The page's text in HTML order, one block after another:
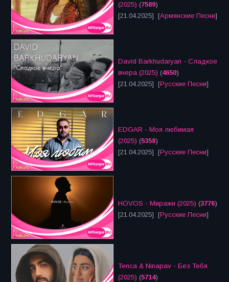
(2025) (7589)
[21.04.2025] [Армянские Песни]
David Barkhudaryan - Сладкое
вчера (2025) (4650)
[21.04.2025] [Русские Песни]
EDGAR - Моя любимая
(2025) (5358)
[21.04.2025] [Русские Песни]
HOVOS - Миражи (2025) (3776)
[21.04.2025] [Русские Песни]
Tenca & Ninapav - Без Тебя
(2025) (5714)